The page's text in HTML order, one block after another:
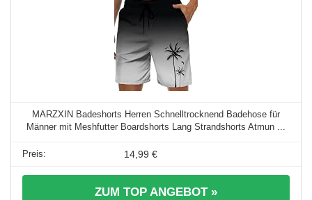
MARZXIN Badeshorts Herren Schnelltrocknend Badehose für
Männer mit Meshfutter Boardshorts Lang Strandshorts Atmun ...
14,99 €
ZUM TOP ANGEBOT »